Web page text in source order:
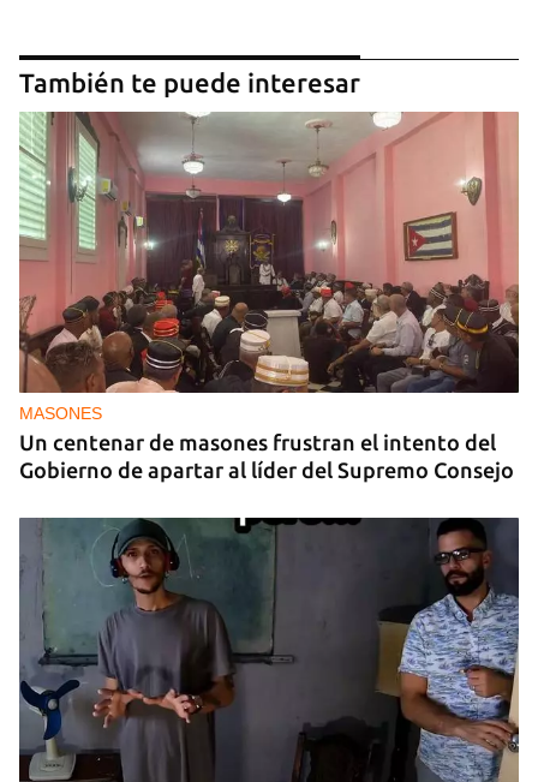
También te puede interesar
MASONES
Un centenar de masones frustran el intento del
Gobierno de apartar al líder del Supremo Consejo